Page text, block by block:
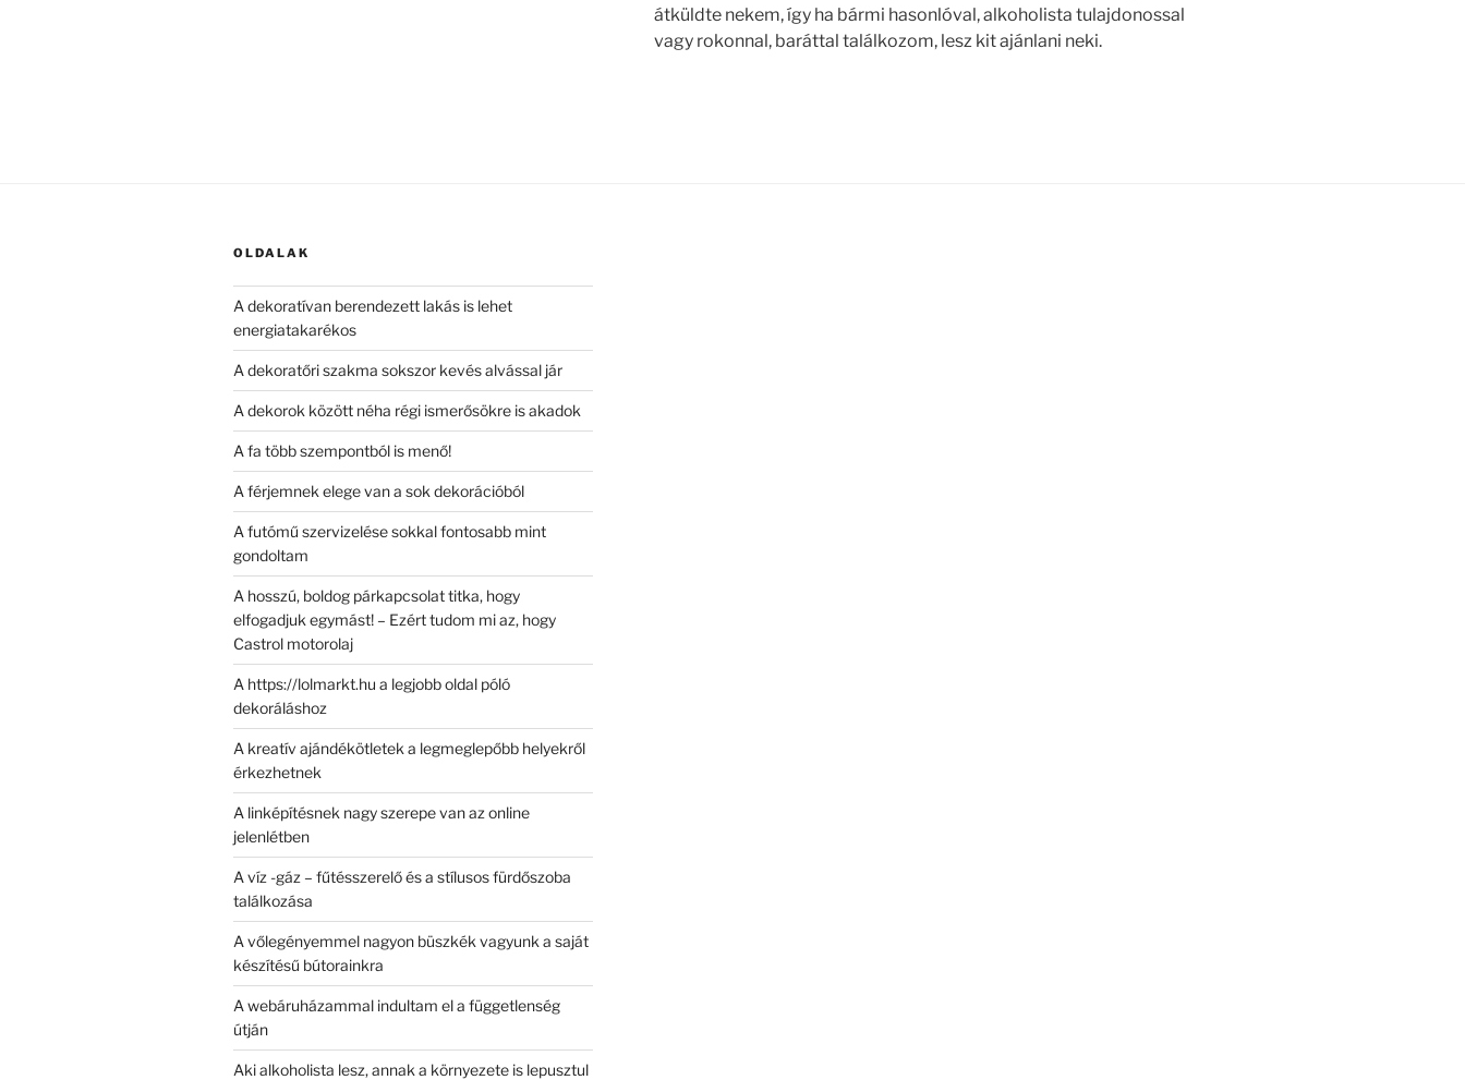
átküldte nekem, így ha bármi hasonlóval, alkoholista tulajdonossal
vagy rokonnal, baráttal találkozom, lesz kit ajánlani neki.
OLDALAK
A dekoratívan berendezett lakás is lehet
energiatakarékos
A dekoratőri szakma sokszor kevés alvással jár
A dekorok között néha régi ismerősökre is akadok
A fa több szempontból is menő!
A férjemnek elege van a sok dekorációból
A futómű szervizelése sokkal fontosabb mint
gondoltam
A hosszú, boldog párkapcsolat titka, hogy
elfogadjuk egymást! – Ezért tudom mi az, hogy
Castrol motorolaj
A https://lolmarkt.hu a legjobb oldal póló
dekoráláshoz
A kreatív ajándékötletek a legmeglepőbb helyekről
érkezhetnek
A linképítésnek nagy szerepe van az online
jelenlétben
A víz -gáz – fűtésszerelő és a stílusos fürdőszoba
találkozása
A vőlegényemmel nagyon büszkék vagyunk a saját
készítésű bútorainkra
A webáruházammal indultam el a függetlenség
útján
Aki alkoholista lesz, annak a környezete is lepusztul